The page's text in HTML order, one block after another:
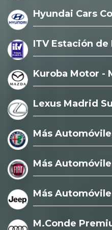
Hyundai Cars
ITV Estación de
Kuroba Motor -
Lexus Madrid
Más
Más
Más
M.Conde